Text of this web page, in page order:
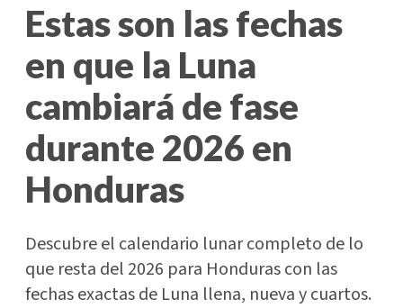
Estas son las fechas
en que la Luna
cambiará de fase
durante 2026 en
Honduras
Descubre el calendario lunar completo de lo
que resta del 2026 para Honduras con las
fechas exactas de Luna llena, nueva y cuartos.